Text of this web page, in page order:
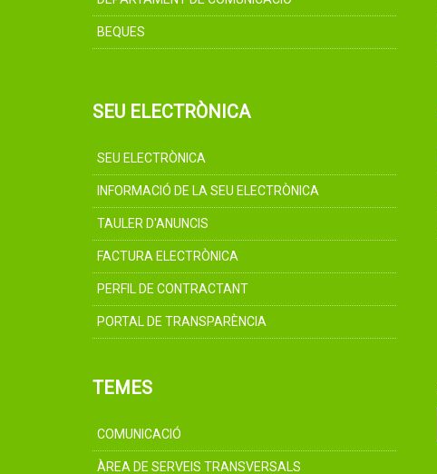
BEQUES
SEU ELECTRÒNICA
SEU ELECTRÒNICA
INFORMACIÓ DE LA SEU ELECTRÒNICA
TAULER D'ANUNCIS
FACTURA ELECTRÒNICA
PERFIL DE CONTRACTANT
PORTAL DE TRANSPARÈNCIA
TEMES
COMUNICACIÓ
ÀREA DE SERVEIS TRANSVERSALS